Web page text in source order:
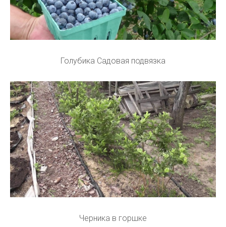
Голубика Садовая подвязка
Черника в горшке